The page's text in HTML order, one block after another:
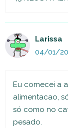
Larissa
04/01/
Eu comecei a
alimentacao,
só como no
pesado.